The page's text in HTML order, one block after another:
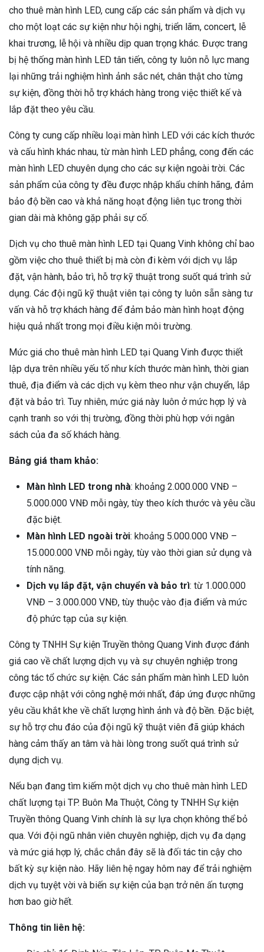
cho thuê màn hình LED, cung cấp các sản phẩm và dịch vụ
cho một loạt các sự kiện như hội nghị, triển lãm, concert, lễ
khai trương, lễ hội và nhiều dịp quan trọng khác. Được trang
bị hệ thống màn hình LED tân tiến, công ty luôn nỗ lực mang
lại những trải nghiệm hình ảnh sắc nét, chân thật cho từng
sự kiện, đồng thời hỗ trợ khách hàng trong việc thiết kế và
lắp đặt theo yêu cầu.
Công ty cung cấp nhiều loại màn hình LED với các kích thước
và cấu hình khác nhau, từ màn hình LED phẳng, cong đến các
màn hình LED chuyên dụng cho các sự kiện ngoài trời. Các
sản phẩm của công ty đều được nhập khẩu chính hãng, đảm
bảo độ bền cao và khả năng hoạt động liên tục trong thời
gian dài mà không gặp phải sự cố.
Dịch vụ cho thuê màn hình LED tại Quang Vinh không chỉ bao
gồm việc cho thuê thiết bị mà còn đi kèm với dịch vụ lắp
đặt, vận hành, bảo trì, hỗ trợ kỹ thuật trong suốt quá trình sử
dụng. Các đội ngũ kỹ thuật viên tại công ty luôn sẵn sàng tư
vấn và hỗ trợ khách hàng để đảm bảo màn hình hoạt động
hiệu quả nhất trong mọi điều kiện môi trường.
Mức giá cho thuê màn hình LED tại Quang Vinh được thiết
lập dựa trên nhiều yếu tố như kích thước màn hình, thời gian
thuê, địa điểm và các dịch vụ kèm theo như vận chuyển, lắp
đặt và bảo trì. Tuy nhiên, mức giá này luôn ở mức hợp lý và
cạnh tranh so với thị trường, đồng thời phù hợp với ngân
sách của đa số khách hàng.
Bảng giá tham khảo:
Màn hình LED trong nhà: khoảng 2.000.000 VNĐ –
5.000.000 VNĐ mỗi ngày, tùy theo kích thước và yêu cầu
đặc biệt.
Màn hình LED ngoài trời: khoảng 5.000.000 VNĐ –
15.000.000 VNĐ mỗi ngày, tùy vào thời gian sử dụng và
tính năng.
Dịch vụ lắp đặt, vận chuyển và bảo trì: từ 1.000.000
VNĐ – 3.000.000 VNĐ, tùy thuộc vào địa điểm và mức
độ phức tạp của sự kiện.
Công ty TNHH Sự kiện Truyền thông Quang Vinh được đánh
giá cao về chất lượng dịch vụ và sự chuyên nghiệp trong
công tác tổ chức sự kiện. Các sản phẩm màn hình LED luôn
được cập nhật với công nghệ mới nhất, đáp ứng được những
yêu cầu khắt khe về chất lượng hình ảnh và độ bền. Đặc biệt,
sự hỗ trợ chu đáo của đội ngũ kỹ thuật viên đã giúp khách
hàng cảm thấy an tâm và hài lòng trong suốt quá trình sử
dụng dịch vụ.
Nếu bạn đang tìm kiếm một dịch vụ cho thuê màn hình LED
chất lượng tại TP. Buôn Ma Thuột, Công ty TNHH Sự kiện
Truyền thông Quang Vinh chính là sự lựa chọn không thể bỏ
qua. Với đội ngũ nhân viên chuyên nghiệp, dịch vụ đa dạng
và mức giá hợp lý, chắc chắn đây sẽ là đối tác tin cậy cho
bất kỳ sự kiện nào. Hãy liên hệ ngay hôm nay để trải nghiệm
dịch vụ tuyệt vời và biến sự kiện của bạn trở nên ấn tượng
hơn bao giờ hết.
Thông tin liên hệ: